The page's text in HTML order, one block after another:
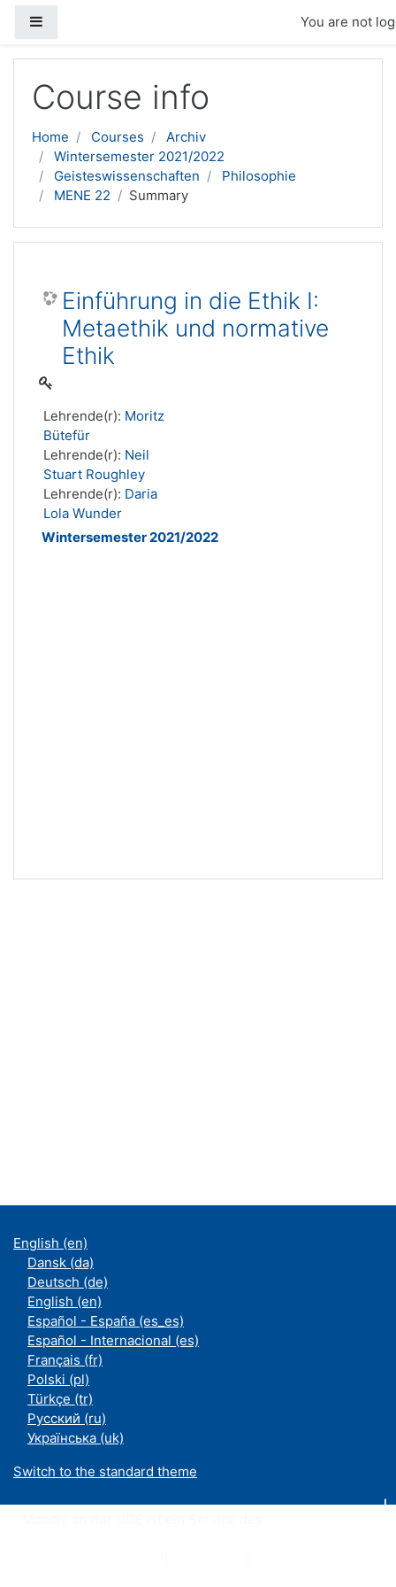
You are not
Course info
Home Courses
Archiv
Wintersemester 2021/2022
Geisteswissenschaften
Philosophie
MENE 22
Summary
Einführung in die Ethik I:
Metaethik und normative
Ethik
Lehrende(r): Moritz
Bütefür
Lehrende(r): Neil
Stuart Roughley
Lehrende(r): Daria
Lola Wunder
Wintersemester 2021/2022
English ‎(en)‎
Dansk ‎(da)‎
Deutsch ‎(de)‎
English ‎(en)‎
Español - España ‎(es_es)‎
Español - Internacional ‎(es)‎
Français ‎(fr)‎
Polski ‎(pl)‎
Türkçe ‎(tr)‎
Русский ‎(ru)‎
Українська ‎(uk)‎
Switch to the standard theme